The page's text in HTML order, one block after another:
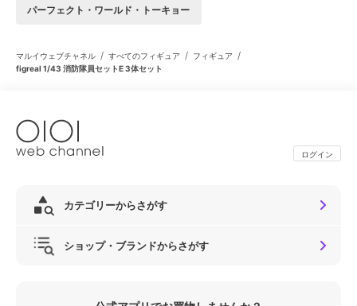
パーフェクト・ワールド・トーキョー
マルイウェブチャネル / すべてのフィギュア / フィギュア /
figreal 1/43 消防隊員セットE 3体セット
ログイン
カテゴリーからさがす
ショップ・ブランドからさがす